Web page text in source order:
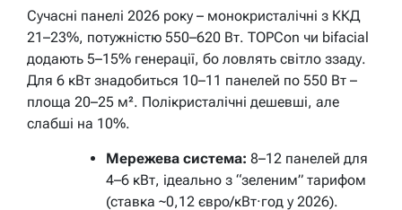
Сучасні панелі 2026 року – монокристалічні з ККД
21–23%, потужністю 550–620 Вт. TOPCon чи bifacial
додають 5–15% генерації, бо ловлять світло ззаду.
Для 6 кВт знадобиться 10–11 панелей по 550 Вт –
площа 20–25 м². Полікристалічні дешевші, але
слабші на 10%.
Мережева система: 8–12 панелей для
4–6 кВт, ідеально з “зеленим” тарифом
(ставка ~0,12 євро/кВт·год у 2026).